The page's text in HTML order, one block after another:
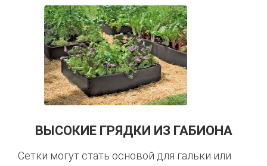
ВЫСОКИЕ ГРЯДКИ ИЗ ГАБИОНА
Сетки могут стать основой для гальки или